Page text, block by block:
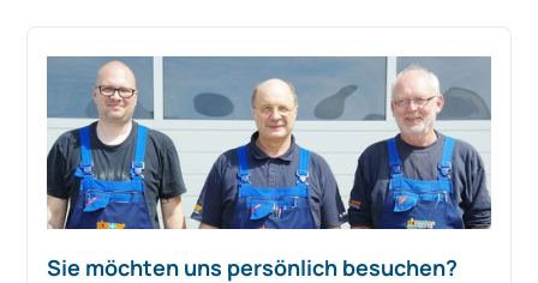
Sie möchten uns persönlich besuchen?